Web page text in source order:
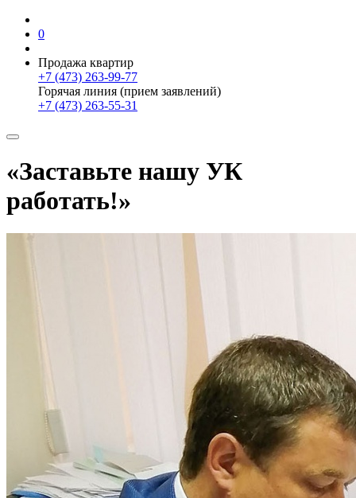
0
Продажа квартир
+7 (473) 263-99-77
Горячая линия (прием заявлений)
+7 (473) 263-55-31
«Заставьте нашу УК
работать!»